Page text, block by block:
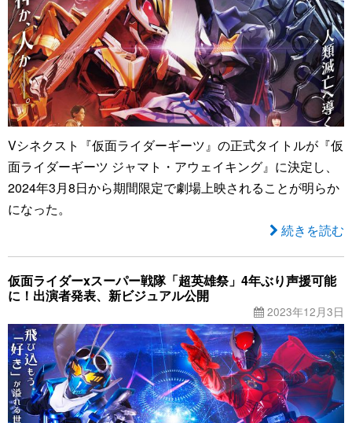
Vシネクスト『仮面ライダーギーツ』の正式タイトルが『仮
面ライダーギーツ ジャマト・アウェイキング』に決定し、
2024年3月8日から期間限定で劇場上映されることが明らか
になった。
続きを読む
仮面ライダーxスーパー戦隊「超英雄祭」4年ぶり声援可能
に！出演者発表、新ビジュアル公開
2023年12月3日